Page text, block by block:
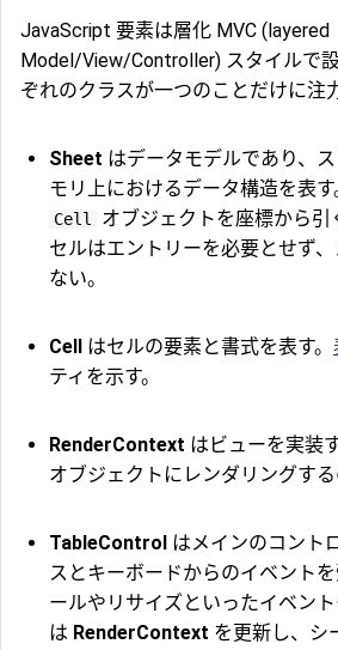
JavaScript 要素は層化 MVC (layered
Model/View/Controller) スタイルで
ぞれのクラスが一つのことだけに注
Sheet はデータモデルであり、
モリ上におけるデータ構造を表
Cell
オブジェクトを座標から引
セルはエントリーを必要とせず
ない。
Cell はセルの要素と書式を表す。
ティを示す。
RenderContext はビューを実装
オブジェクトにレンダリングする
TableControl はメインのコント
スとキーボードからのイベント
ールやリサイズといったイベン
は RenderContext を更新し、シ